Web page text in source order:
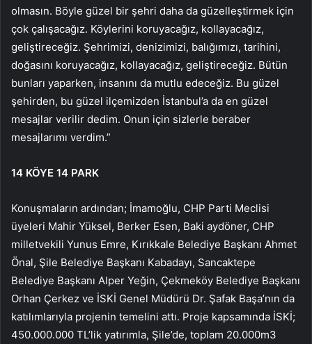
olmasın. Böyle güzel bir şehri daha da güzelleştirmek için
çok çalışacağız. Köylerini koruyacağız, kollayacağız,
geliştireceğiz. Şehrimizi, denizimizi, balığımızı, tarihini,
doğasını koruyacağız, kollayacağız, geliştireceğiz. Bütün
bunları yaparken, insanını da mutlu edeceğiz. Bu güzel
şehirden, bu güzel ilçemizden İstanbul’a da en güzel
mesajlar verilir dedim. Onun için sizlerle beraber
mesajlarımı verdim.”
14 KÖYE 14 PARK
Konuşmaların ardından; İmamoğlu, CHP Parti Meclisi
üyeleri Mahir Yüksel, Berker Esen, Baki aydöner, CHP
milletvekili Yunus Emre, Kırıkkale Belediye Başkanı Ahmet
Önal, Şile Belediye Başkanı Kabadayı, Sancaktepe
Belediye Başkanı Alper Yeğin, Çekmeköy Belediye Başkanı
Orhan Çerkez ve İSKİ Genel Müdürü Dr. Şafak Başa’nın da
katılımlarıyla projenin temelini attı. Proje kapsamında İSKİ;
450.000.000 TL’lik yatırımla, Şile’de, toplam 20.000m3